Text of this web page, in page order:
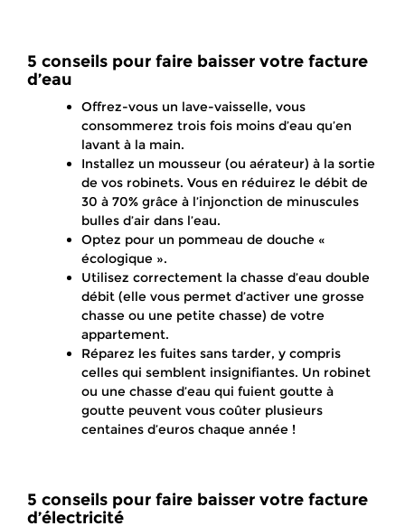
5 conseils pour faire baisser votre facture
d’eau
Offrez-vous un lave-vaisselle, vous
consommerez trois fois moins d’eau qu’en
lavant à la main.
Installez un mousseur (ou aérateur) à la sortie
de vos robinets. Vous en réduirez le débit de
30 à 70% grâce à l’injonction de minuscules
bulles d’air dans l’eau.
Optez pour un pommeau de douche «
écologique ».
Utilisez correctement la chasse d’eau double
débit (elle vous permet d’activer une grosse
chasse ou une petite chasse) de votre
appartement.
Réparez les fuites sans tarder, y compris
celles qui semblent insignifiantes. Un robinet
ou une chasse d’eau qui fuient goutte à
goutte peuvent vous coûter plusieurs
centaines d’euros chaque année !
5 conseils pour faire baisser votre facture
d’électricité